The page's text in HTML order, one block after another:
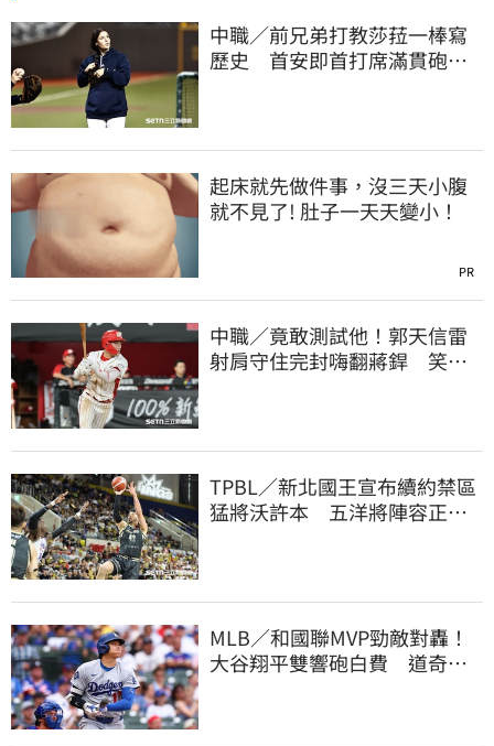
中職／前兄弟打教莎菈一棒寫
歷史 首安即首打席滿貫砲！
起床就先做件事，沒三天小腹
就不見了! 肚子一天天變小！
PR
中職／竟敢測試他！郭天信雷
射肩守住完封嗨翻蔣銲 笑談
TPBL／新北國王宣布續約禁區
猛將沃許本 五洋將陣容正式
MLB／和國聯MVP勁敵對轟！
大谷翔平雙響砲白費 道奇連2